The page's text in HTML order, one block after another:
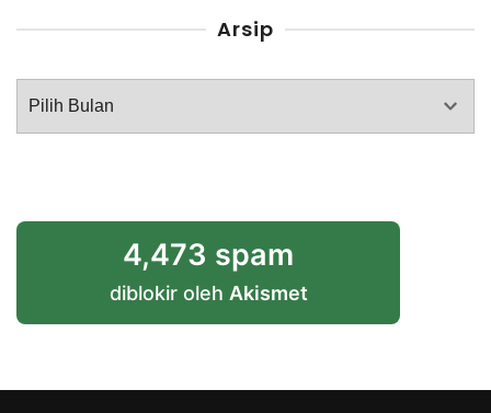
Arsip
Arsip
4,473 spam
diblokir oleh Akismet